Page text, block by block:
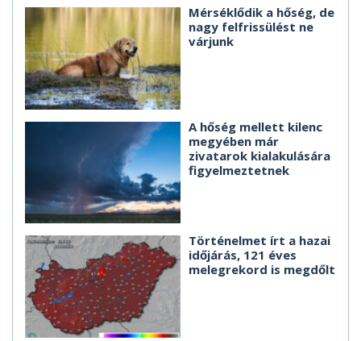
Mérséklődik a hőség, de
nagy felfrissülést ne
várjunk
A hőség mellett kilenc
megyében már
zivatarok kialakulására
figyelmeztetnek
Történelmet írt a hazai
időjárás, 121 éves
melegrekord is megdőlt